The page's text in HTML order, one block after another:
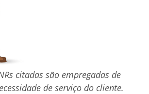
citadas são empregadas de
de serviço do cliente.